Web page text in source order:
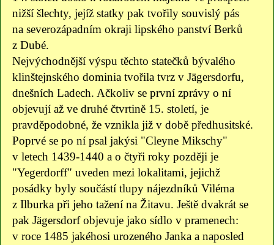
nižší šlechty, jejíž statky pak tvořily souvislý pás
na severozápadním okraji lipského panství Berků
z Dubé.
Nejvýchodnější výspu těchto statečků bývalého
klinštejnského dominia tvořila tvrz v Jägersdorfu,
dnešních Ladech. Ačkoliv se první zprávy o ní
objevují až ve druhé čtvrtině 15. století, je
pravděpodobné, že vznikla již v době předhusitské.
Poprvé se po ní psal jakýsi "Cleyne Mikschy"
v letech 1439-1440 a o čtyři roky později je
"Yegerdorff" uveden mezi lokalitami, jejichž
posádky byly součástí tlupy nájezdníků Viléma
z Ilburka při jeho tažení na Žitavu. Ještě dvakrát se
pak Jägersdorf objevuje jako sídlo v pramenech:
v roce 1485 jakéhosi urozeného Janka a naposled